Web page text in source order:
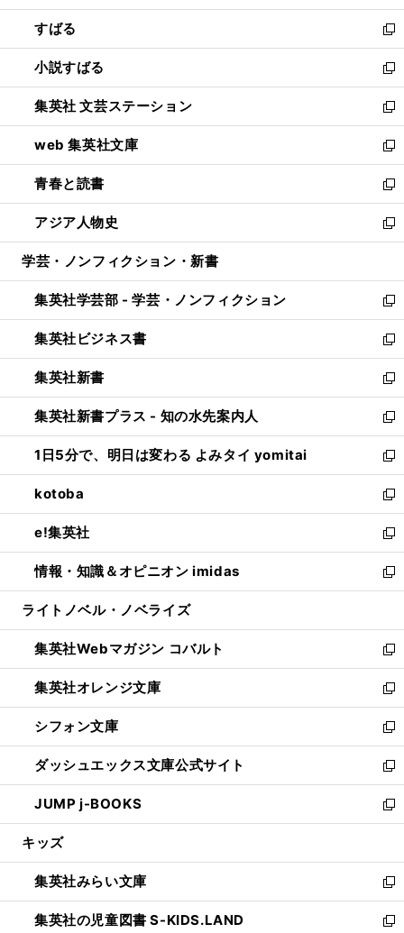
開
く
ウ
で
開
く
ン
ド
ウ
で
開
く
すばる
新
し
い
ウ
ィ
ン
ド
ウ
で
開
く
小説すばる
新
し
い
ウ
ィ
ン
ド
ウ
で
開
集英社 文芸ステーション
新
し
い
ウ
ィ
ン
ド
ウ
開
く
web 集英社文庫
新
し
い
ウ
ィ
ン
ウ
で
開
く
青春と読書
新
し
い
ウ
ン
ド
ウ
で
開
く
アジア人物史
新
し
ウ
ィ
ン
ド
ウ
で
開
く
学芸・ノンフィクション・新書
集英社学芸部 - 学芸・ノンフィクション
新
し
い
ウ
ィ
ン
ド
ウ
で
開
く
集英社ビジネス書
新
し
い
ウ
ィ
ン
ド
ウ
で
開
く
集英社新書
新
し
い
ウ
ィ
ン
ド
ウ
で
開
く
集英社新書プラス - 知の水先案内人
新
し
い
ウ
ィ
ン
ド
ウ
で
開
1日5分で、明日は変わる よみタイ yomitai
新
し
い
ウ
ィ
ン
ド
ウ
開
く
kotoba
新
し
い
ウ
ィ
ン
ウ
で
開
く
e!集英社
新
し
い
ウ
ン
ド
ウ
で
開
く
情報・知識＆オピニオン imidas
新
し
ウ
ィ
ン
ド
ウ
で
開
く
ライトノベル・ノベライズ
集英社Webマガジン コバルト
新
し
い
ウ
ィ
ン
ド
ウ
で
開
集英社オレンジ文庫
新
し
い
ウ
ィ
ン
ド
ウ
開
く
シフォン文庫
新
し
い
ウ
ィ
ン
ウ
で
開
く
ダッシュエックス文庫公式サイト
新
し
い
ウ
ン
ド
ウ
で
JUMP j-BOOKS
新
し
ウ
ィ
ン
ド
キッズ
集英社みらい文庫
新
し
い
集英社の児童図書 S-KIDS.LAND
新